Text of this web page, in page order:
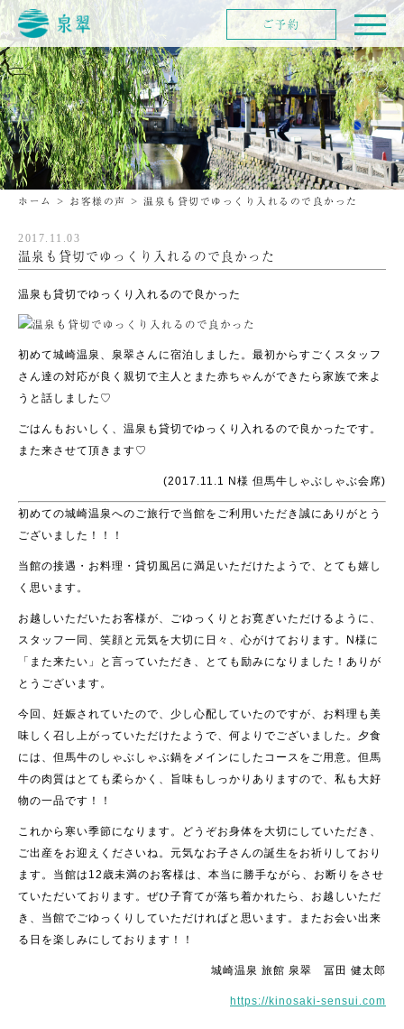
ホーム > お客様の声 > 温泉も貸切でゆっくり入れるので良かった
2017.11.03
温泉も貸切でゆっくり入れるので良かった
温泉も貸切でゆっくり入れるので良かった
初めて城崎温泉、泉翠さんに宿泊しました。最初からすごくスタッフ
さん達の対応が良く親切で主人とまた赤ちゃんができたら家族で来よ
うと話しました♡
ごはんもおいしく、温泉も貸切でゆっくり入れるので良かったです。
また来させて頂きます♡
(2017.11.1 N様 但馬牛しゃぶしゃぶ会席)
初めての城崎温泉へのご旅行で当館をご利用いただき誠にありがとう
ございました！！！
当館の接遇・お料理・貸切風呂に満足いただけたようで、とても嬉し
く思います。
お越しいただいたお客様が、ごゆっくりとお寛ぎいただけるように、
スタッフ一同、笑顔と元気を大切に日々、心がけております。N様に
「また来たい」と言っていただき、とても励みになりました！ありが
とうございます。
今回、妊娠されていたので、少し心配していたのですが、お料理も美
味しく召し上がっていただけたようで、何よりでございました。夕食
には、但馬牛のしゃぶしゃぶ鍋をメインにしたコースをご用意。但馬
牛の肉質はとても柔らかく、旨味もしっかりありますので、私も大好
物の一品です！！
これから寒い季節になります。どうぞお身体を大切にしていただき、
ご出産をお迎えくださいね。元気なお子さんの誕生をお祈りしており
ます。当館は12歳未満のお客様は、本当に勝手ながら、お断りをさせ
ていただいております。ぜひ子育てが落ち着かれたら、お越しいただ
き、当館でごゆっくりしていただければと思います。またお会い出来
る日を楽しみにしております！！
城崎温泉 旅館 泉翠 冨田 健太郎
https://kinosaki-sensui.com
ご予約